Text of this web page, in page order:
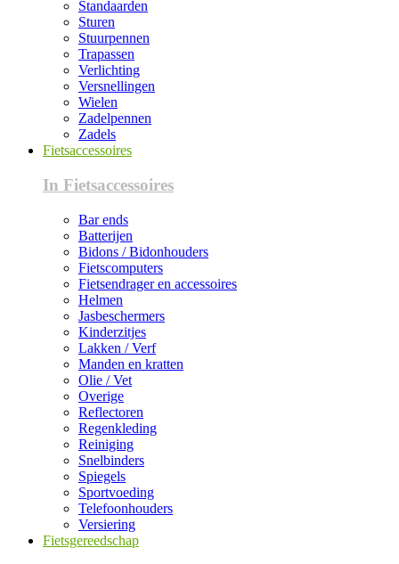
Standaarden
Sturen
Stuurpennen
Trapassen
Verlichting
Versnellingen
Wielen
Zadelpennen
Zadels
Fietsaccessoires
In Fietsaccessoires
Bar ends
Batterijen
Bidons / Bidonhouders
Fietscomputers
Fietsendrager en accessoires
Helmen
Jasbeschermers
Kinderzitjes
Lakken / Verf
Manden en kratten
Olie / Vet
Overige
Reflectoren
Regenkleding
Reiniging
Snelbinders
Spiegels
Sportvoeding
Telefoonhouders
Versiering
Fietsgereedschap